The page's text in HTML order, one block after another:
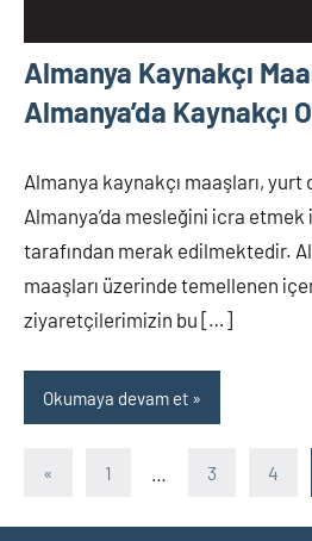
Almanya Kaynakçı
Almanya’da Kaynakçı
Almanya kaynakçı maaşları, yurt
Almanya’da mesleğini icra
tarafından merak edilmektedir.
maaşları üzerinde temellenen
ziyaretçilerimizin bu […]
Okumaya devam et
Yazı
sayfalaması
« Önceki1 3 4